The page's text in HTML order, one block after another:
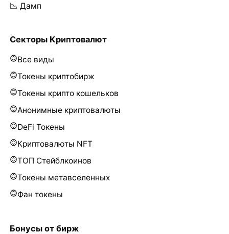
📉 Дамп
Секторы Криптовалют
Все виды
Токены криптобирж
Токены крипто кошельков
Анонимные криптовалюты
DeFi Токены
Криптовалюты NFT
ТОП Стейблкоинов
Токены метавселенных
Фан токены
Бонусы от бирж